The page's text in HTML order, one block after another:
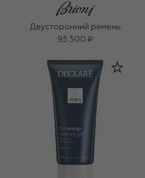
Двусторонний ремень
95 500 ₽